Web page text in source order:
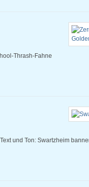
Thrash-Fahne
und Ton: Swartzheim